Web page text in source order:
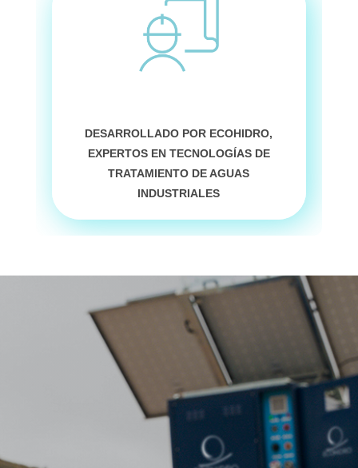
DESARROLLADO POR ECOHIDRO,
EXPERTOS EN TECNOLOGÍAS DE
TRATAMIENTO DE AGUAS
INDUSTRIALES